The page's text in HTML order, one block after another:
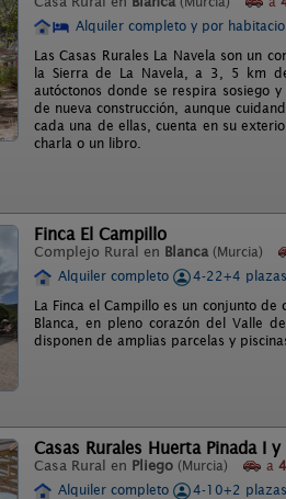
Alquiler completo y por
Las Casas Rurales La Navela son un
la Sierra de La Navela, a 3, 5 km
autóctonos donde se respira sosiego
de nueva construcción, aunque
cada una de ellas, cuenta en su
charla o un libro.
Finca El Campillo
Complejo Rural en Blanca (Murcia)
Alquiler completo
4-22+4 plazas
La Finca el Campillo es un conjunto
Blanca, en pleno corazón del Valle
disponen de amplias parcelas y
Casas Rurales Huerta Pinada I
Casa Rural en Pliego (Murcia) a
Alquiler completo
4-10+2 plazas